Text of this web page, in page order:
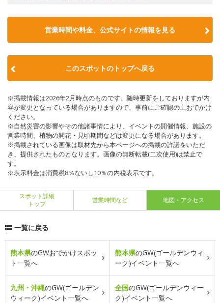
営業時間や料金、公式サイトの情報を見る
このスポットのトップへ戻る
※掲載情報は2026年2月時点のものです。随時更新をしておりますが内
容が変更となっている場合がありますので、事前にご確認の上おでかけ
ください。
※自然災害の影響やその他諸事情により、イベントの開催情報、施設の
営業時間、植物の開花・見頃期間などは変更になる場合があります。
※掲載されている画像は取材先から本ページへの掲載の許諾をいただ
き、提供されたものとなります。画像の無断転載(二次使用)は禁止で
す。
※表示料金は消費税8％ないし10％の内税表示です。
スポット詳細
トップ
営業時間など 地図・アクセス
一覧に戻る
熊本県のGWおでかけスポッ
ト一覧へ
熊本県のGW(ゴールデンウィ
ーク)イベント一覧へ
九州・沖縄のGW(ゴールデン
ウィーク)イベント一覧へ
全国のGW(ゴールデンウィー
ク)イベント一覧へ